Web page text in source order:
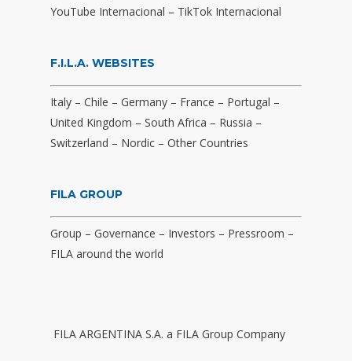
YouTube Internacional – TikTok Internacional
F.I.L.A. WEBSITES
Italy – Chile – Germany – France – Portugal –
United Kingdom – South Africa – Russia –
Switzerland – Nordic – Other Countries
FILA GROUP
Group – Governance – Investors – Pressroom –
FILA around the world
FILA ARGENTINA S.A. a FILA Group Company